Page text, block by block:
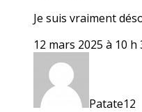
Je suis vraiment
12 mars 2025 à 10 h
Patate12